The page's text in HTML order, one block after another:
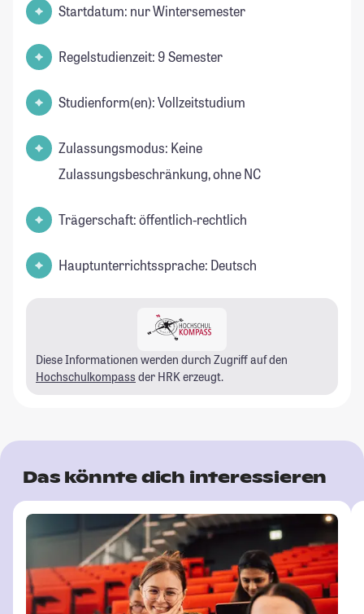
Startdatum: nur Wintersemester
Regelstudienzeit: 9 Semester
Studienform(en): Vollzeitstudium
Zulassungsmodus: Keine
Zulassungsbeschränkung, ohne NC
Trägerschaft: öffentlich-rechtlich
Hauptunterrichtssprache: Deutsch
Diese Informationen werden durch Zugriff auf den
Hochschulkompass der HRK erzeugt.
Das könnte dich interessieren